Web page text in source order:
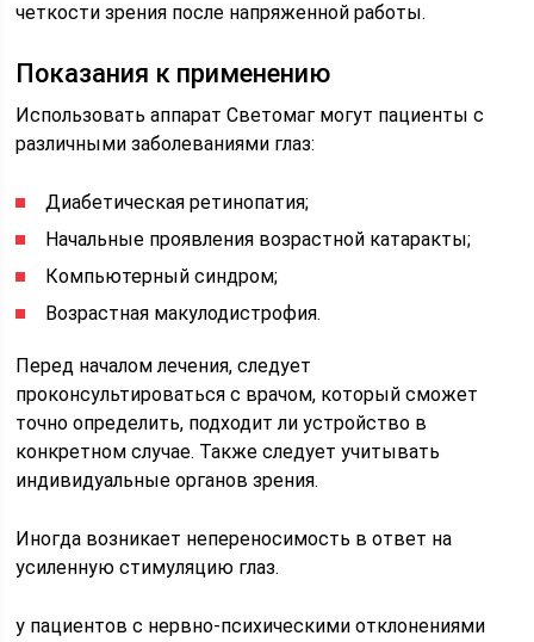
четкости зрения после напряженной работы.
Показания к применению
Использовать аппарат Светомаг могут пациенты с
различными заболеваниями глаз:
Диабетическая ретинопатия;
Начальные проявления возрастной катаракты;
Компьютерный синдром;
Возрастная макулодистрофия.
Перед началом лечения, следует
проконсультироваться с врачом, который сможет
точно определить, подходит ли устройство в
конкретном случае. Также следует учитывать
индивидуальные органов зрения.
Иногда возникает непереносимость в ответ на
усиленную стимуляцию глаз.
у пациентов с нервно-психическими отклонениями